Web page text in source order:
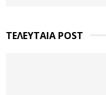
ΤΕΛΕΥΤΑΙΑ POST